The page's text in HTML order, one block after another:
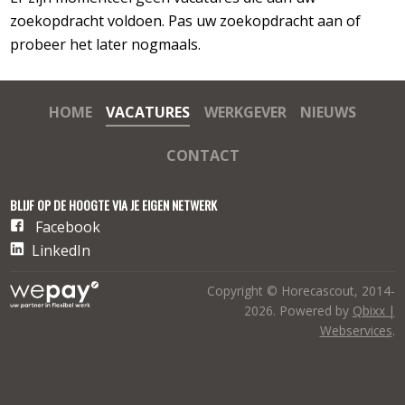
zoekopdracht voldoen. Pas uw zoekopdracht aan of
probeer het later nogmaals.
HOME VACATURES WERKGEVER NIEUWS
CONTACT
BLIJF OP DE HOOGTE VIA JE EIGEN NETWERK
Facebook
LinkedIn
Copyright © Horecascout, 2014-
2026. Powered by Qbixx |
Webservices.